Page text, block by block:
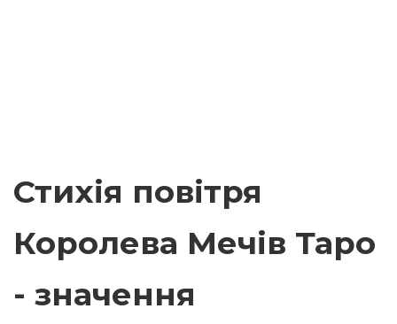
Стихія повітря
Королева Мечів Таро
- значення